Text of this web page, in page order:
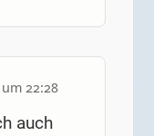
22:28
auch